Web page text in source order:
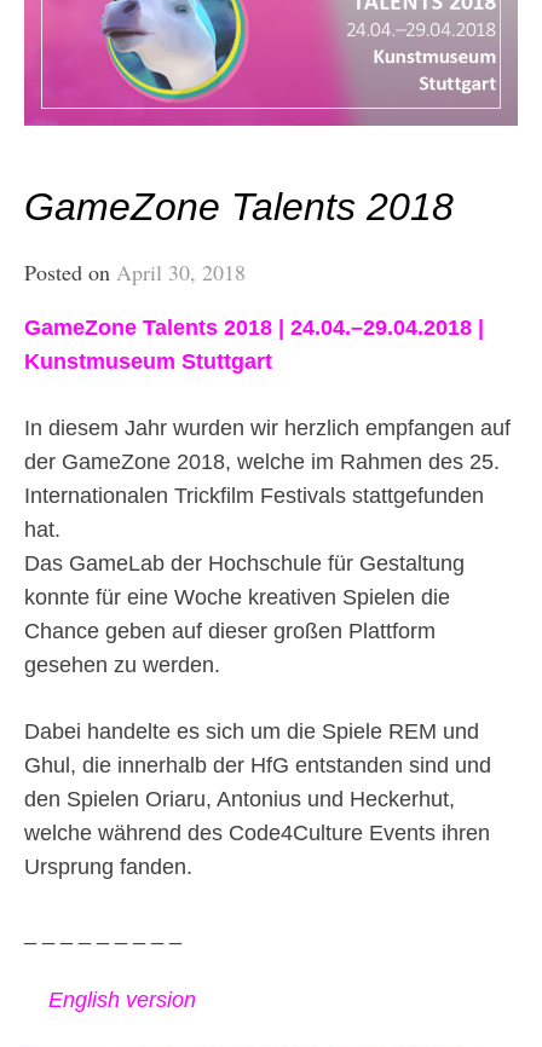
GameZone Talents 2018
Posted on April 30, 2018
GameZone Talents 2018 | 24.04.–29.04.2018 |
Kunstmuseum Stuttgart
In diesem Jahr wurden wir herzlich empfangen auf
der GameZone 2018, welche im Rahmen des 25.
Internationalen Trickfilm Festivals stattgefunden
hat.
Das GameLab der Hochschule für Gestaltung
konnte für eine Woche kreativen Spielen die
Chance geben auf dieser großen Plattform
gesehen zu werden.
Dabei handelte es sich um die Spiele REM und
Ghul, die innerhalb der HfG entstanden sind und
den Spielen Oriaru, Antonius und Heckerhut,
welche während des Code4Culture Events ihren
Ursprung fanden.
English version